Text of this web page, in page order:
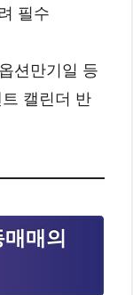
필수
션만기일 등
캘린더 반
매의